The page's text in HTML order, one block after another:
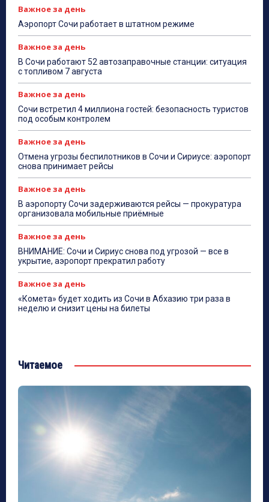
Важное за день
Аэропорт Сочи работает в штатном режиме
Важное за день
В Сочи работают 52 автозаправочные станции: ситуация
с топливом 7 августа
Важное за день
Сочи встретил 4 миллиона гостей: безопасность туристов
под особым контролем
Важное за день
Отмена угрозы беспилотников в Сочи и Сириусе: аэропорт
снова принимает рейсы
Важное за день
В аэропорту Сочи задерживаются рейсы — прокуратура
организовала мобильные приёмные
Важное за день
ВНИМАНИЕ: Сочи и Сириус снова под угрозой — все в
укрытие, аэропорт прекратил работу
Важное за день
«Комета» будет ходить из Сочи в Абхазию три раза в
неделю и снизит цены на билеты
Читаемое